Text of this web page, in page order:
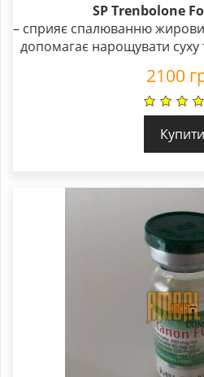
SP Trenbolone
– сприяє спалюванню
допомагає нарощувати суху
2100
Купити